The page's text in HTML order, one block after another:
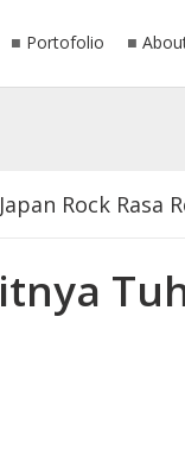
Portofolio
Rock Rasa
Ibadah